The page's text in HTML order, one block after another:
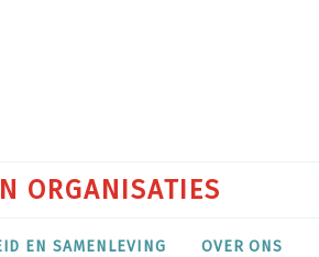
ORGANISATIES
EN SAMENLEVING OVER ONS